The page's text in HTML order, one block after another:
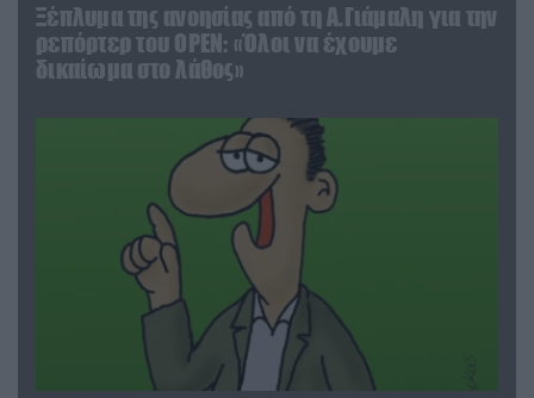
Ξέπλυμα της ανοησίας από τη Α.Γιάμαλη για την
ρεπόρτερ του ΟΡΕΝ: «Όλοι να έχουμε
δικαίωμα στο λάθος»